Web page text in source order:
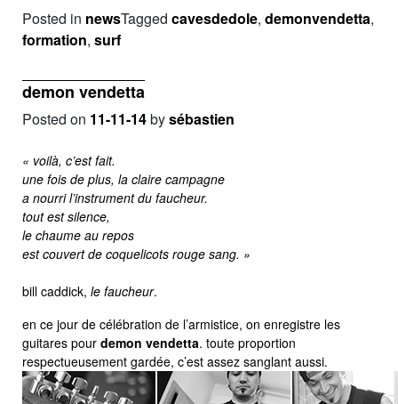
Posted in newsTagged cavesdedole, demonvendetta,
formation, surf
demon vendetta
Posted on 11-11-14bysébastien
« voilà, c’est fait.
une fois de plus, la claire campagne
a nourri l’instrument du faucheur.
tout est silence,
le chaume au repos
est couvert de coquelicots rouge sang. »
bill caddick, le faucheur.
en ce jour de célébration de l’armistice, on enregistre les
guitares pour demon vendetta. toute proportion
respectueusement gardée, c’est assez sanglant aussi.